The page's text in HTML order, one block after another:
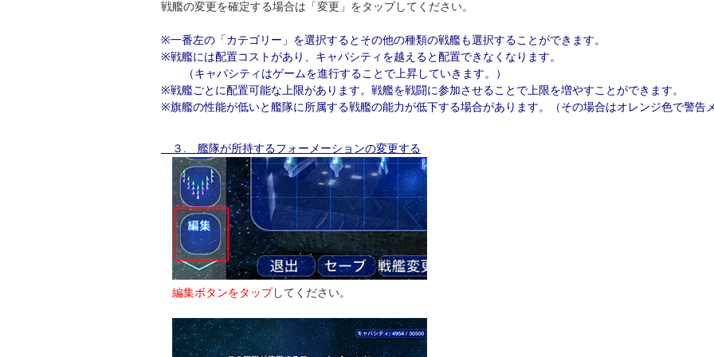
戦艦の変更を確定する場合は「変更」をタップしてください。
※一番左の「カテゴリー」を選択するとその他の種類の戦艦も選択することができます。
※戦艦には配置コストがあり、キャパシティを越えると配置できなくなります。
（キャパシティはゲームを進行することで上昇していきます。）
※戦艦ごとに配置可能な上限があります。戦艦を戦闘に参加させることで上限を増やすことができます。
※旗艦の性能が低いと艦隊に所属する戦艦の能力が低下する場合があります。（その場合はオレンジ色で警告
３. 艦隊が所持するフォーメーションの変更する
編集ボタンをタップしてください。